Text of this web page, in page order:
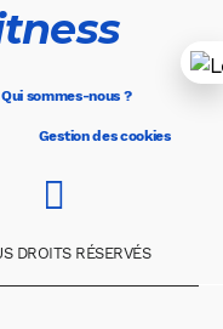
Qui sommes-nous ?
Gestion des cookies
RÉSERVÉS